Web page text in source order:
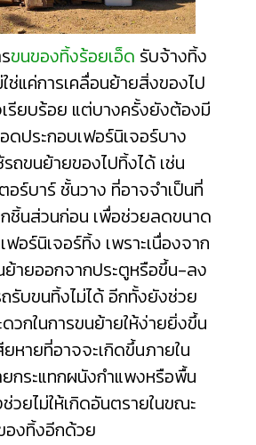
ขนของทิ้งร้อยเอ็ด รับจ้างทิ้ง
ช่แค่การเคลื่อนย้ายสิ่งของไป
รียบร้อย แต่บางครั้งยังต้องมี
ประกอบเฟอร์นิเจอร์บาง
ถขนย้ายของไปทิ้งได้ เช่น
อร์บาร์ ชั้นวาง ที่อาจจำเป็นที่
ชิ้นส่วนก่อน เพื่อช่วยลดขนาด
อร์นิเจอร์ทิ้ง เพราะเนื่องจาก
ย้ายออกจากประตูหรือขึ้น-ลง
ถรับขนทิ้งไม่ได้ อีกทั้งยังช่วย
วกในการขนย้ายให้ง่ายยิ่งขึ้น
หายที่อาจจะเกิดขึ้นภายใน
กระแทกผนังกำแพงหรือพื้น
วยไม่ให้เกิดอันตรายในขณะ
องทิ้งอีกด้วย